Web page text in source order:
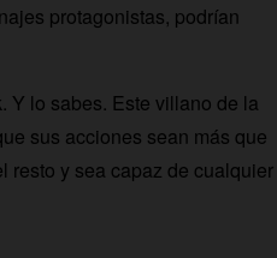
protagonistas, podrían
Y lo sabes. Este villano de la
sus acciones sean más que
resto y sea capaz de cualquier